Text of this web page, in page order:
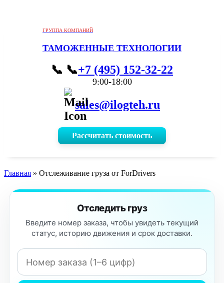
ГРУППА КОМПАНИЙ
ТАМОЖЕННЫЕ ТЕХНОЛОГИИ
📞+7 (495) 152-32-22
9:00-18:00
sales@ilogteh.ru
Рассчитать стоимость
Главная » Отслеживание груза от ForDrivers
Отследить груз
Введите номер заказа, чтобы увидеть текущий
статус, историю движения и срок доставки.